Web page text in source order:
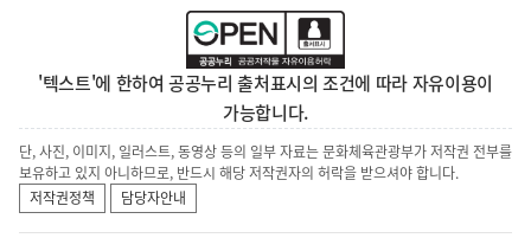
'텍스트'에 한하여 공공누리 출처표시의 조건에 따라 자유이용이
가능합니다.
단, 사진, 이미지, 일러스트, 동영상 등의 일부 자료는 문화체육관광부가 저작권 전부를
보유하고 있지 아니하므로, 반드시 해당 저작권자의 허락을 받으셔야 합니다.
저작권정책
담당자안내